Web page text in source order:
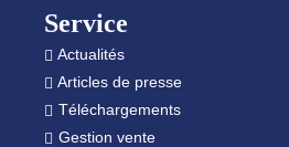
Service
Actualités
Articles de presse
Téléchargements
Gestion vente